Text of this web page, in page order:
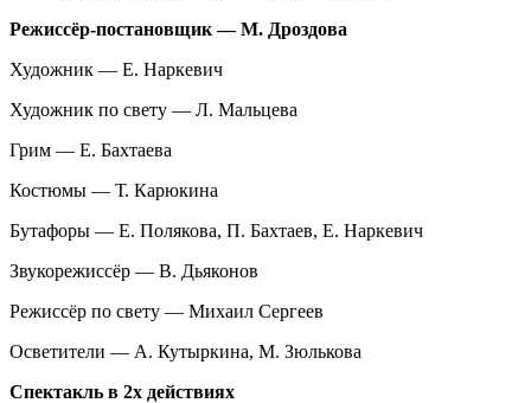
Режиссёр-постановщик — М. Дроздова
Художник — Е. Наркевич
Художник по свету — Л. Мальцева
Грим — Е. Бахтаева
Костюмы — Т. Карюкина
Бутафоры — Е. Полякова, П. Бахтаев, Е. Наркевич
Звукорежиссёр — В. Дьяконов
Режиссёр по свету — Михаил Сергеев
Осветители — А. Кутыркина, М. Зюлькова
Спектакль в 2х действиях